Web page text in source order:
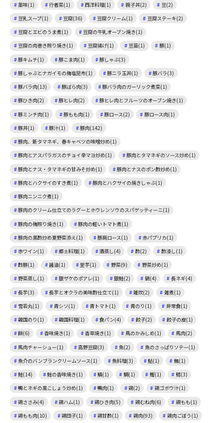
薬味(1)
行者菜(1) 西洋料理(1) 親子丼(2)
豆(2)
豆乳スープ(1)
豆腐(36) 豆腐クリーム(1)
豆腐ステーキ(2)
豆腐とエビのうま煮(1)
豆腐の牛乳オーブン焼き(1)
豆腐の肉巻き照り焼き(1)
豆腐揚げ(1) 豆苗(1)
豚(1)
豚キムチ(1)
豚こま肉(1)
豚しゃぶ(3)
豚しゃぶとナガイモの梅塩昆布(1)
豚ニラ玉丼(1)
豚バラ(3)
豚バラ肉(13)
豚ばら肉(3)
豚バラ肉のガーリック煮菜(1)
豚ひき肉(2)
豚ヒレ肉(2)
豚ヒレ肉とフルーツのオーブン焼き(1)
豚ミンチ肉(1)
豚もも肉(1) 豚ロース(2)
豚ロース肉(1)
豚丼(1)
豚汁(1)
豚肉(142)
豚肉、新タマネギ、春キャベツの味噌炒め(1)
豚肉とアスパラガスのチョイ辛マヨ炒め(1)
豚肉とタマネギのソース炒め(1)
豚肉とナス・タマネギの甘みそ炒め(1)
豚肉とナスのポン酢炒め(1)
豚肉とハクサイのすき煮(1)
豚肉とハクサイの焼きしゃぶ(1)
豚肉ニンニク煮(1)
豚肉のクリーム仕立てのラグーとホウレンソウのスパゲッティーニ(1)
豚肉の梅照り焼き(1)
豚肉の軽いトマト煮(1)
豚肉の黒酢炒め夏野菜添え(1)
豚肩ロース(1)
赤パプリカ(1)
赤ワイン(1)
郷土料理(1) 酒蒸し(4) 酢(2)
酢浸し(1)
酢豚(1)
醤油(1) 里芋(1) 野菜(9)
野菜炒め(1)
野菜蒸し(1)
銀ザケのポアレ(1) 銀鮭(2) 鍋(4)
長ネギ(4)
長芋(3)
長芋とオクラの美味酢仕立て(1) 雑炊(2)
雑煮(1)
雪若丸(1)
青シソ(1) 青トマト(1) 青のり(1)
非常食(1)
韓国のり(1)
韓国料理(1) 食パン(4) 餃子(2)
餃子の皮(1)
餅(6)
香味焼き(1) 香草焼き(1) 馬のかみしめ(1)
馬肉(2)
馬肉チャーシュー(1)
高野豆腐(3) 魚(2)
魚のさっぱりソテー(1)
魚介のバンブランクリームソース(1)
魚料理(3) 鮎(1)
鮪(1)
鮭(14)
鮭の香味焼き(1) 鯖(1) 鯛(1) 鰹(1)
鱈(3)
鴨とネギの黒こしょう炒め(1)
鴨肉(1) 鶏(2)
鶏ゴボウ汁(1)
鶏ささみ(4)
鶏ハム(1) 鶏ひき肉(5) 鶏むね肉(6)
鶏もも(1)
鶏もも肉(10)
鶏団子(1) 鶏甘酢(1) 鶏肉(93)
鶏肉ごぼう(1)